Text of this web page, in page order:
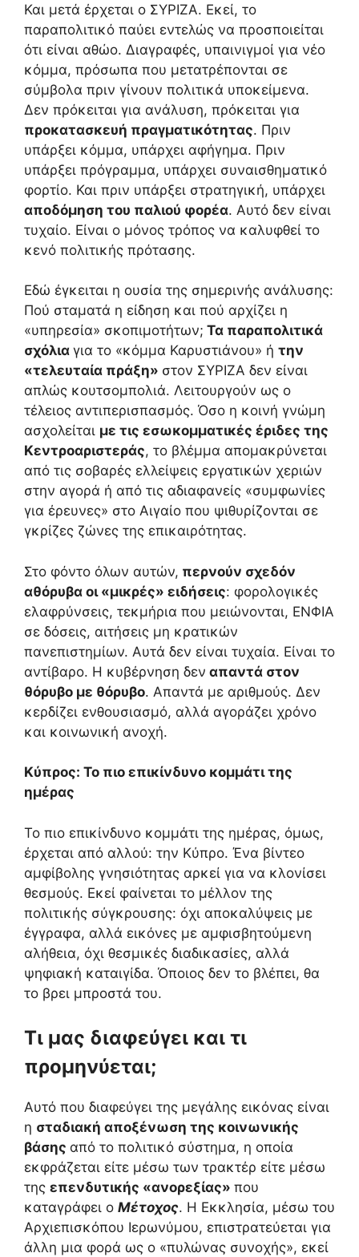
Και μετά έρχεται ο ΣΥΡΙΖΑ. Εκεί, το
παραπολιτικό παύει εντελώς να προσποιείται
ότι είναι αθώο. Διαγραφές, υπαινιγμοί για νέο
κόμμα, πρόσωπα που μετατρέπονται σε
σύμβολα πριν γίνουν πολιτικά υποκείμενα.
Δεν πρόκειται για ανάλυση, πρόκειται για
προκατασκευή πραγματικότητας. Πριν
υπάρξει κόμμα, υπάρχει αφήγημα. Πριν
υπάρξει πρόγραμμα, υπάρχει συναισθηματικό
φορτίο. Και πριν υπάρξει στρατηγική, υπάρχει
αποδόμηση του παλιού φορέα. Αυτό δεν είναι
τυχαίο. Είναι ο μόνος τρόπος να καλυφθεί το
κενό πολιτικής πρότασης.
Εδώ έγκειται η ουσία της σημερινής ανάλυσης:
Πού σταματά η είδηση και πού αρχίζει η
«υπηρεσία» σκοπιμοτήτων; Τα παραπολιτικά
σχόλια για το «κόμμα Καρυστιάνου» ή την
«τελευταία πράξη» στον ΣΥΡΙΖΑ δεν είναι
απλώς κουτσομπολιά. Λειτουργούν ως ο
τέλειος αντιπερισπασμός. Όσο η κοινή γνώμη
ασχολείται με τις εσωκομματικές έριδες της
Κεντροαριστεράς, το βλέμμα απομακρύνεται
από τις σοβαρές ελλείψεις εργατικών χεριών
στην αγορά ή από τις αδιαφανείς «συμφωνίες
για έρευνες» στο Αιγαίο που ψιθυρίζονται σε
γκρίζες ζώνες της επικαιρότητας.
Στο φόντο όλων αυτών, περνούν σχεδόν
αθόρυβα οι «μικρές» ειδήσεις: φορολογικές
ελαφρύνσεις, τεκμήρια που μειώνονται, ΕΝΦΙΑ
σε δόσεις, αιτήσεις μη κρατικών
πανεπιστημίων. Αυτά δεν είναι τυχαία. Είναι το
αντίβαρο. Η κυβέρνηση δεν απαντά στον
θόρυβο με θόρυβο. Απαντά με αριθμούς. Δεν
κερδίζει ενθουσιασμό, αλλά αγοράζει χρόνο
και κοινωνική ανοχή.
Κύπρος: Το πιο επικίνδυνο κομμάτι της
ημέρας
Το πιο επικίνδυνο κομμάτι της ημέρας, όμως,
έρχεται από αλλού: την Κύπρο. Ένα βίντεο
αμφίβολης γνησιότητας αρκεί για να κλονίσει
θεσμούς. Εκεί φαίνεται το μέλλον της
πολιτικής σύγκρουσης: όχι αποκαλύψεις με
έγγραφα, αλλά εικόνες με αμφισβητούμενη
αλήθεια, όχι θεσμικές διαδικασίες, αλλά
ψηφιακή καταιγίδα. Όποιος δεν το βλέπει, θα
το βρει μπροστά του.
Τι μας διαφεύγει και τι
προμηνύεται;
Αυτό που διαφεύγει της μεγάλης εικόνας είναι
η σταδιακή αποξένωση της κοινωνικής
βάσης από το πολιτικό σύστημα, η οποία
εκφράζεται είτε μέσω των τρακτέρ είτε μέσω
της επενδυτικής «ανορεξίας» που
καταγράφει ο Μέτοχος. Η Εκκλησία, μέσω του
Αρχιεπισκόπου Ιερωνύμου, επιστρατεύεται για
άλλη μια φορά ως ο «πυλώνας συνοχής», εκεί